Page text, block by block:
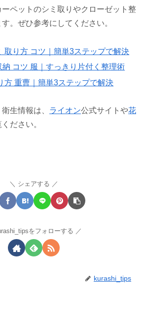
ペットのシミ取りやクローゼット整
。ぜひ参考にしてください。
取り方 コツ｜簡単3ステップで解決
納 コツ 服｜すっきり片付く整理術
方 重曹｜簡単3ステップで解決
生情報は、 ライオン公式サイトや花
ださい。
シェアする
をフォローする
kurashi_tips